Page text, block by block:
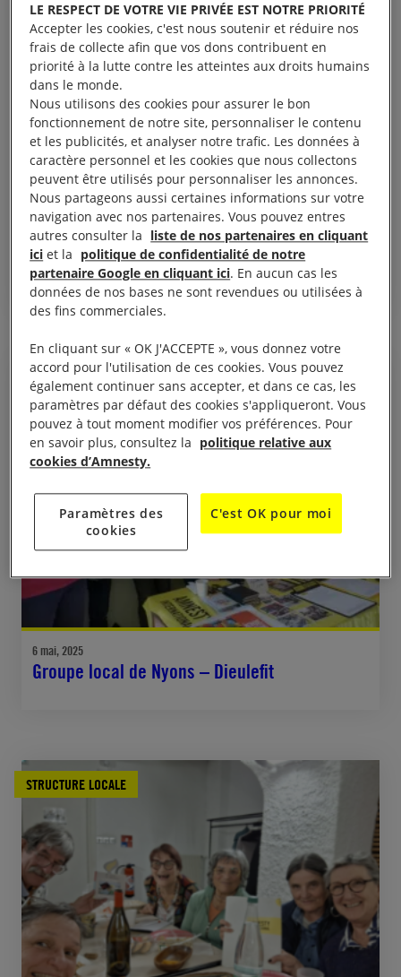
5 juin, 2025
Groupe local de Valence
STRUCTURE LOCALE
6 mai, 2025
Groupe local de Nyons – Dieulefit
STRUCTURE LOCALE
LE RESPECT DE VOTRE VIE PRIVÉE EST NOTRE PRIORITÉ
Accepter les cookies, c'est nous soutenir et réduire nos
frais de collecte afin que vos dons contribuent en
priorité à la lutte contre les atteintes aux droits humains
dans le monde.
Nous utilisons des cookies pour assurer le bon
fonctionnement de notre site, personnaliser le contenu
et les publicités, et analyser notre trafic. Les données à
caractère personnel et les cookies que nous collectons
peuvent être utilisés pour personnaliser les annonces.
Nous partageons aussi certaines informations sur votre
navigation avec nos partenaires. Vous pouvez entres
autres consulter la liste de nos partenaires en cliquant
ici et la politique de confidentialité de notre
partenaire Google en cliquant ici. En aucun cas les
données de nos bases ne sont revendues ou utilisées à
des fins commerciales.
En cliquant sur « OK J'ACCEPTE », vous donnez votre
accord pour l'utilisation de ces cookies. Vous pouvez
également continuer sans accepter, et dans ce cas, les
paramètres par défaut des cookies s'appliqueront. Vous
pouvez à tout moment modifier vos préférences. Pour
en savoir plus, consultez la politique relative aux
cookies d’Amnesty.
Paramètres des
cookies
C'est OK pour moi